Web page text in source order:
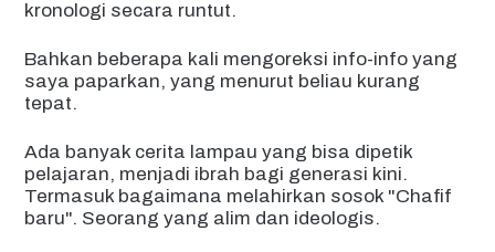
kronologi secara runtut.
Bahkan beberapa kali mengoreksi info-info yang
saya paparkan, yang menurut beliau kurang
tepat.
Ada banyak cerita lampau yang bisa dipetik
pelajaran, menjadi ibrah bagi generasi kini.
Termasuk bagaimana melahirkan sosok "Chafif
baru". Seorang yang alim dan ideologis.